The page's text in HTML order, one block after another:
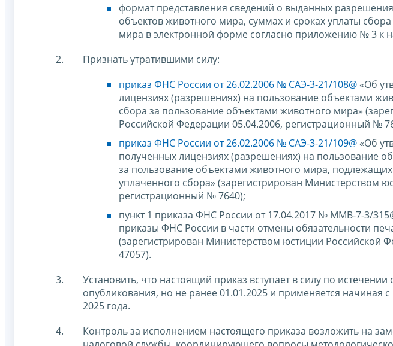
формат представления сведений о выданных
объектов животного мира, суммах и сроках уплаты
мира в электронной форме согласно приложению № 3 к
Признать утратившими силу:
приказ ФНС России от 26.02.2006 № САЭ-3-21/108@ «Об
лицензиях (разрешениях) на пользование объектами
сбора за пользование объектами животного мира»
Российской Федерации 05.04.2006, регистрационный №
приказ ФНС России от 26.02.2006 № САЭ-3-21/109@ «Об
полученных лицензиях (разрешениях) на пользование
за пользование объектами животного мира, подлежащих
уплаченного сбора» (зарегистрирован Министерством
регистрационный № 7640);
пункт 1 приказа ФНС России от 17.04.2017 № ММВ-7-3/
приказы ФНС России в части отмены обязательности
(зарегистрирован Министерством юстиции Российской
47057).
Установить, что настоящий приказ вступает в силу по
опубликования, но не ранее 01.01.2025 и применяется начиная
2025 года.
Контроль за исполнением настоящего приказа возложить на